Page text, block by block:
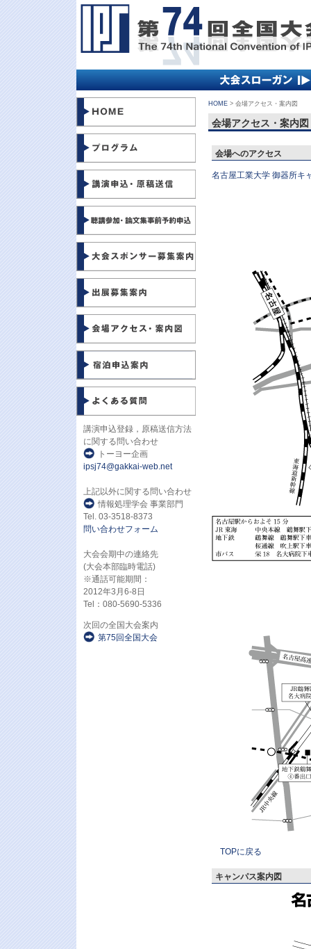
HOME > 会場アクセス・案内図
会場アクセス・案内図
会場へのアクセス
名古屋工業大学 御器所キ
TOPに戻る
キャンパス案内図
講演申込登録，原稿送信方法
に関する問い合わせ
トーヨー企画
ipsj74@gakkai-web.net
上記以外に関する問い合わせ
情報処理学会 事業部門
Tel. 03-3518-8373
問い合わせフォーム
大会会期中の連絡先
(大会本部臨時電話)
※通話可能期間：
2012年3月6-8日
Tel：080-5690-5336
次回の全国大会案内
第75回全国大会